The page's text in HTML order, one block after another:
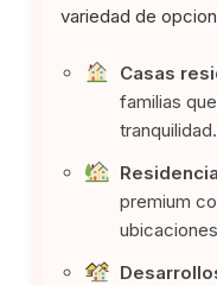
variedad de
Casas
familias
tranquilidad.
premium